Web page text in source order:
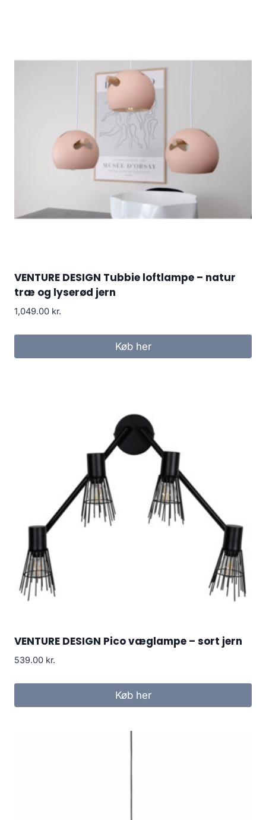
VENTURE DESIGN Tubbie loftlampe – natur
træ og lyserød jern
1,049.00 kr.
Køb her
VENTURE DESIGN Pico væglampe – sort jern
539.00 kr.
Køb her